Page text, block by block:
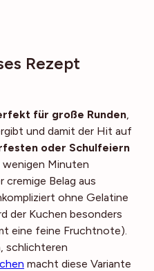
Rezept
für große Runden,
und damit der Hit auf
oder Schulfeiern
wenigen Minuten
cremige Belag aus
ohne Gelatine
der Kuchen besonders
eine feine Fruchtnote).
schlichteren
macht diese Variante